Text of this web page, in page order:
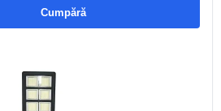
Cumpără